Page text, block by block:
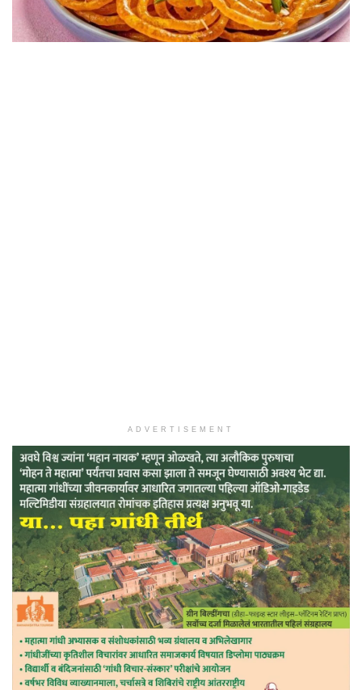
ADVERTISEMENT